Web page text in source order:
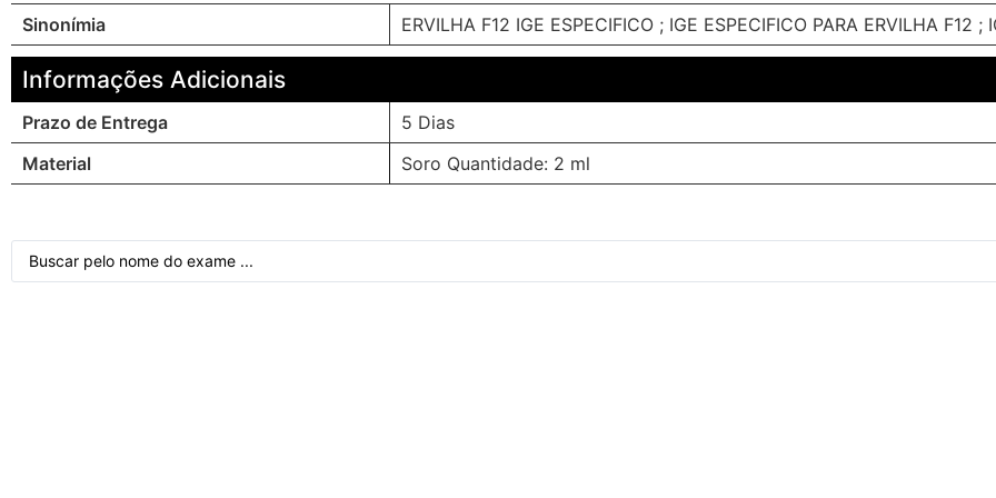
Sinonímia ERVILHA F12 IGE ESPECIFICO ; IGE ESPECIFICO PARA ERVILHA F12 ;
Informações Adicionais
Prazo de Entrega
5 Dias
Material
Soro Quantidade: 2 ml